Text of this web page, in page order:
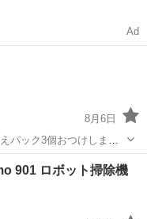
Ad
8月6日
パック3個おつけします
はありますが全体的に美
901 ロボット掃除機